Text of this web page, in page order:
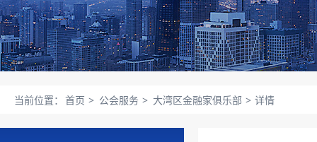
当前位置： 首页 > 公会服务 > 大湾区金融家俱乐部 > 详情